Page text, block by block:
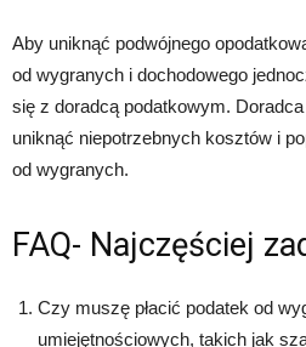
Aby uniknąć podwójnego
od wygranych i dochodowego
się z doradcą podatkowym.
uniknąć niepotrzebnych kosztów i
od wygranych.
FAQ- Najczęściej
Czy muszę płacić podatek od
umiejętnościowych, takich jak